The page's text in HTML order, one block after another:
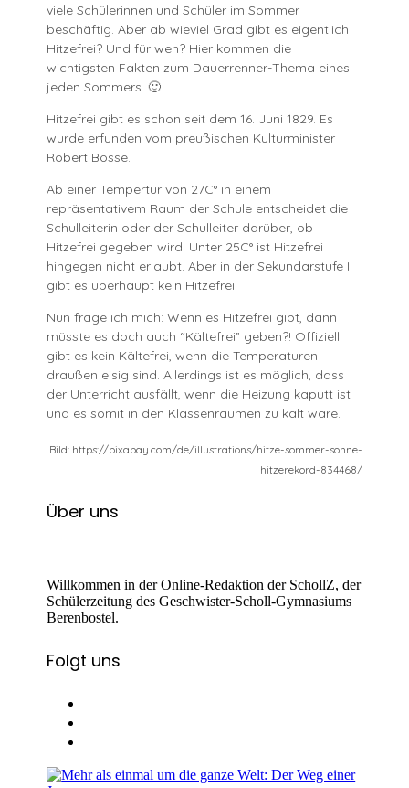
viele Schülerinnen und Schüler im Sommer
beschäftig. Aber ab wieviel Grad gibt es eigentlich
Hitzefrei? Und für wen? Hier kommen die
wichtigsten Fakten zum Dauerrenner-Thema eines
jeden Sommers. 🙂
Hitzefrei gibt es schon seit dem 16. Juni 1829. Es
wurde erfunden vom preußischen Kulturminister
Robert Bosse.
Ab einer Tempertur von 27C° in einem
repräsentativem Raum der Schule entscheidet die
Schulleiterin oder der Schulleiter darüber, ob
Hitzefrei gegeben wird. Unter 25C° ist Hitzefrei
hingegen nicht erlaubt. Aber in der Sekundarstufe II
gibt es überhaupt kein Hitzefrei.
Nun frage ich mich: Wenn es Hitzefrei gibt, dann
müsste es doch auch “Kältefrei” geben?! Offiziell
gibt es kein Kältefrei, wenn die Temperaturen
draußen eisig sind. Allerdings ist es möglich, dass
der Unterricht ausfällt, wenn die Heizung kaputt ist
und es somit in den Klassenräumen zu kalt wäre.
Bild: https://pixabay.com/de/illustrations/hitze-sommer-sonne-
hitzerekord-834468/
Über uns
Willkommen in der Online-Redaktion der SchollZ, der
Schülerzeitung des Geschwister-Scholl-Gymnasiums
Berenbostel.
Folgt uns